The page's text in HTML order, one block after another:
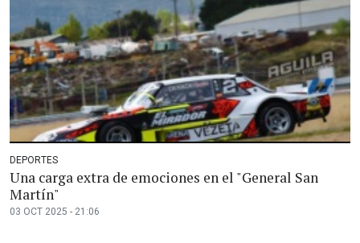
DEPORTES
Una carga extra de emociones en el "General San
Martín"
03 OCT 2025 - 21:06